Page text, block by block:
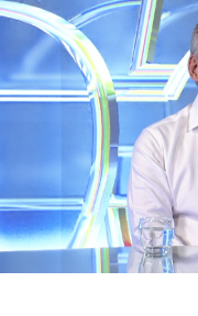
Kulturë
Showbiz
Ekonomi
Teknologji
Udhëtime